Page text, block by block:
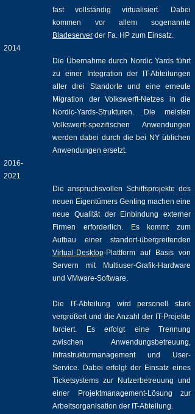
fast vollständig virtualisiert. Dabei
kommen vor allem sogenannte
Bladeserver der Fa. HP zum Einsatz.
2014
Die Übernahme durch Nordic Yards führt
zu einer Integration der IT-Abteilungen
aller drei Standorte und eine erneute
Migration der Volkswerft-Netzes in die
Nordic-Yards-Strukturen. Die meisten
Volkswerft-spezifischen Anwendungen
werden dabei durch die bei NY üblichen
Anwendungen ersetzt.
2016-
2021
Die anspruchsvollen Schiffsprojekte des
neuen Eigentümers Genting machen eine
neue Qualität der Einbindung externer
Firmen erforderlich. Es kommt zum
Aufbau einer standort-übergreifenden
Virtual-Desktop-Plattform auf Basis von
Servern mit Multiuser-Grafik-Hardware
und VMware-Software.
Die IT-Abteilung wird personell stark
vergrößert und die Anzahl der IT-Projekte
forciert. Es erfolgt eine Trennung
zwischen Anwendungsbetreuung,
Infrastrukturmanagement und User-
Service. Dabei erfolgt der Einsatz eines
Ticketsystems zur Nutzerbetreuung und
einer Projektmanagement-Lösung zur
Arbeitsorganisation der IT-Abteilung.